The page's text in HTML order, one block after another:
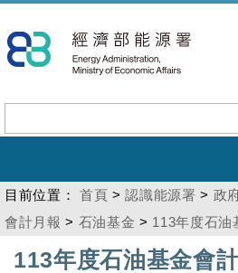
到
主
內
容
目前位置： 首頁 >認識能源署 > 政
會計月報 > 石油基金 > 113年度石油
113年度石油基金會計